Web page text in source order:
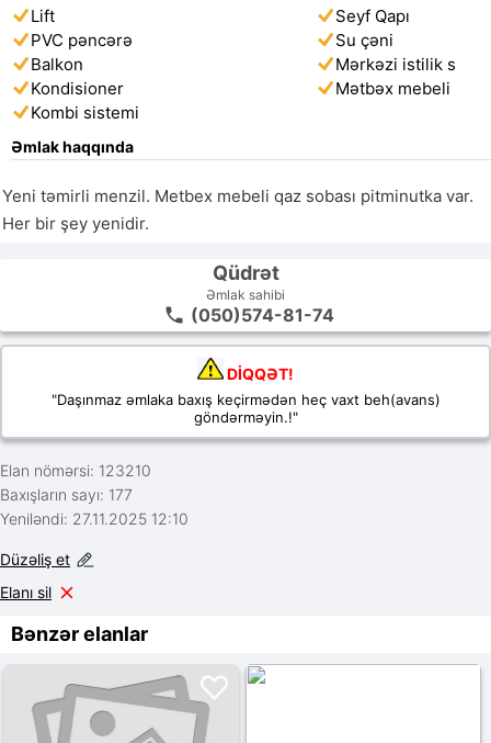
Lift
Seyf Qapı
PVC pəncərə
Su çəni
Balkon
Mərkəzi istilik s
Kondisioner
Mətbəx mebeli
Kombi sistemi
Əmlak haqqında
Yeni təmirli menzil. Metbex mebeli qaz sobası pitminutka var.
Her bir şey yenidir.
Qüdrət
Əmlak sahibi
(050)574-81-74
DİQQƏT!
"Daşınmaz əmlaka baxış keçirmədən heç vaxt beh(avans)
göndərməyin.!"
Elan nömərsi: 123210
Baxışların sayı: 177
Yeniləndi: 27.11.2025 12:10
Düzəliş et
Elanı sil
Bənzər elanlar